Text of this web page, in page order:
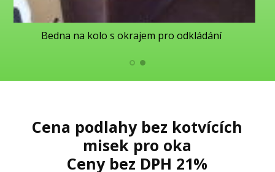
Bedna na kolo s okrajem pro odkládání
Cena podlahy bez kotvících
misek pro oka
Ceny bez DPH 21%